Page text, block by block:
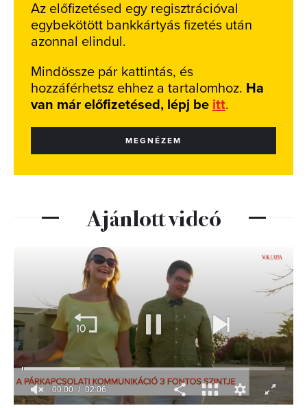
Az előfizetésed egy regisztrációval
egybekötött bankkártyás fizetés után
azonnal elindul.
Mindössze pár kattintás, és
hozzáférhetsz ehhez a tartalomhoz. Ha
van már előfizetésed, lépj be itt.
MEGNÉZEM
Ajánlott videó
00:01 02:06